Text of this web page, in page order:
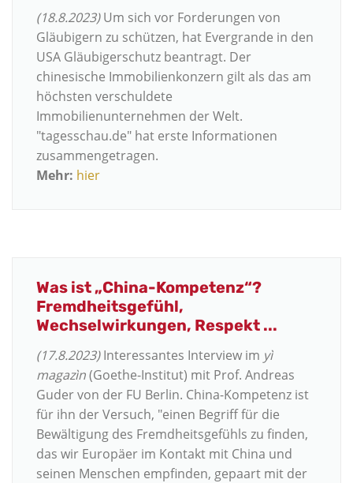
(18.8.2023)Um sich vor Forderungen von
Gläubigern zu schützen, hat Evergrande in den
USA Gläubigerschutz beantragt. Der
chinesische Immobilienkonzern gilt als das am
höchsten verschuldete
Immobilienunternehmen der Welt.
"tagesschau.de" hat erste Informationen
zusammengetragen.
Mehr: hier
Was ist „China-Kompetenz“?
Fremdheitsgefühl,
Wechselwirkungen, Respekt ...
(17.8.2023)Interessantes Interview im yì
magazìn(Goethe-Institut) mit Prof. Andreas
Guder von der FU Berlin. China-Kompetenz ist
für ihn der Versuch, "einen Begriff für die
Bewältigung des Fremdheitsgefühls zu finden,
das wir Europäer im Kontakt mit China und
seinen Menschen empfinden, gepaart mit der